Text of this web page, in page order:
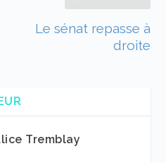
Le sénat repasse à
droite
Tremblay